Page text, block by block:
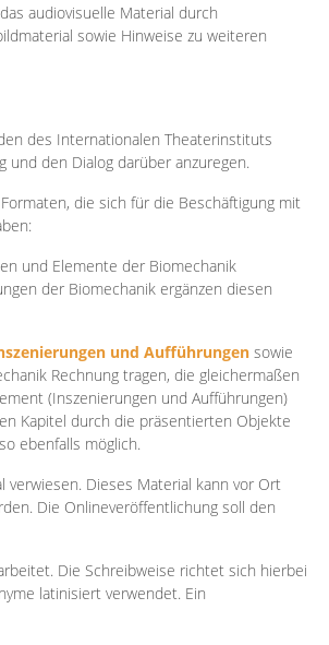
audiovisuelle Material durch
sowie Hinweise zu weiteren
des Internationalen Theaterinstituts
und den Dialog darüber anzuregen.
die sich für die Beschäftigung mit
und Elemente der Biomechanik
der Biomechanik ergänzen diesen
und Aufführungen sowie
Rechnung tragen, die gleichermaßen
(Inszenierungen und Aufführungen)
Kapitel durch die präsentierten Objekte
ebenfalls möglich.
Dieses Material kann vor Ort
Die Onlineveröffentlichung soll den
Die Schreibweise richtet sich hierbei
latinisiert verwendet. Ein